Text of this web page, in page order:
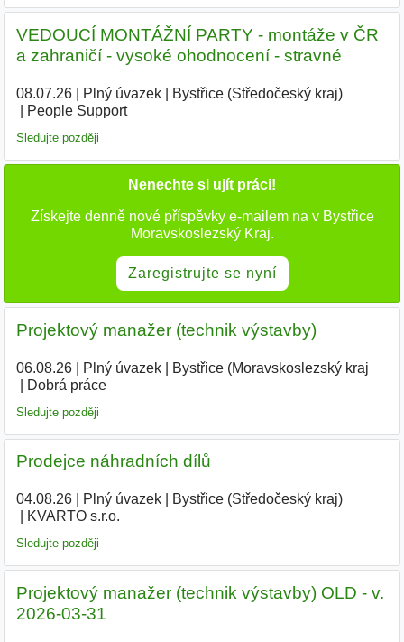
VEDOUCÍ MONTÁŽNÍ PARTY - montáže v ČR
a zahraničí - vysoké ohodnocení - stravné
08.07.26| Plný úvazek| Bystřice (Středočeský kraj)|
People Support
Sledujte později
Nenechte si ujít práci!
Získejte denně nové příspěvky e-mailem na v Bystřice
Moravskoslezský Kraj.
Zaregistrujte se nyní
Projektový manažer (technik výstavby)
06.08.26| Plný úvazek| Bystřice (Moravskoslezský kraj
Dobrá práce
Sledujte později
Prodejce náhradních dílů
04.08.26| Plný úvazek| Bystřice (Středočeský kraj)|
KVARTO s.r.o.
Sledujte později
Projektový manažer (technik výstavby) OLD - v.
2026-03-31